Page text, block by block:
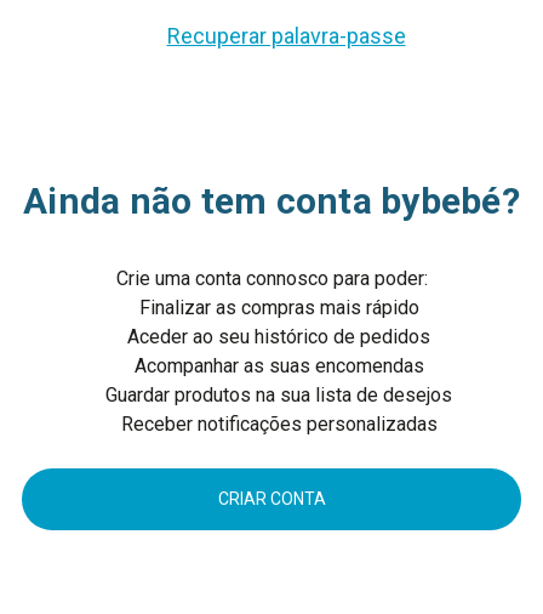
Recuperar palavra-passe
Ainda não tem conta bybebé?
Crie uma conta connosco para poder:
Finalizar as compras mais rápido
Aceder ao seu histórico de pedidos
Acompanhar as suas encomendas
Guardar produtos na sua lista de desejos
Receber notificações personalizadas
CRIAR CONTA